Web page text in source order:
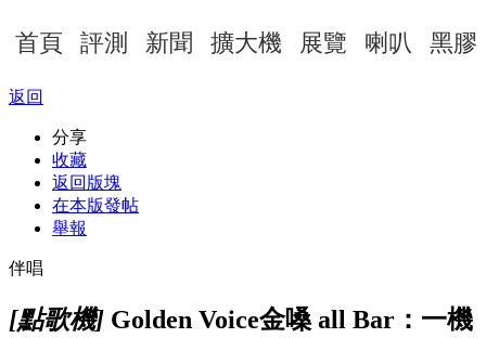
首頁 評測 新聞 擴大機 展覽 喇叭 黑膠
返回
分享
收藏
返回版塊
在本版發帖
舉報
伴唱
[點歌機] Golden Voice金嗓 all Bar：一機